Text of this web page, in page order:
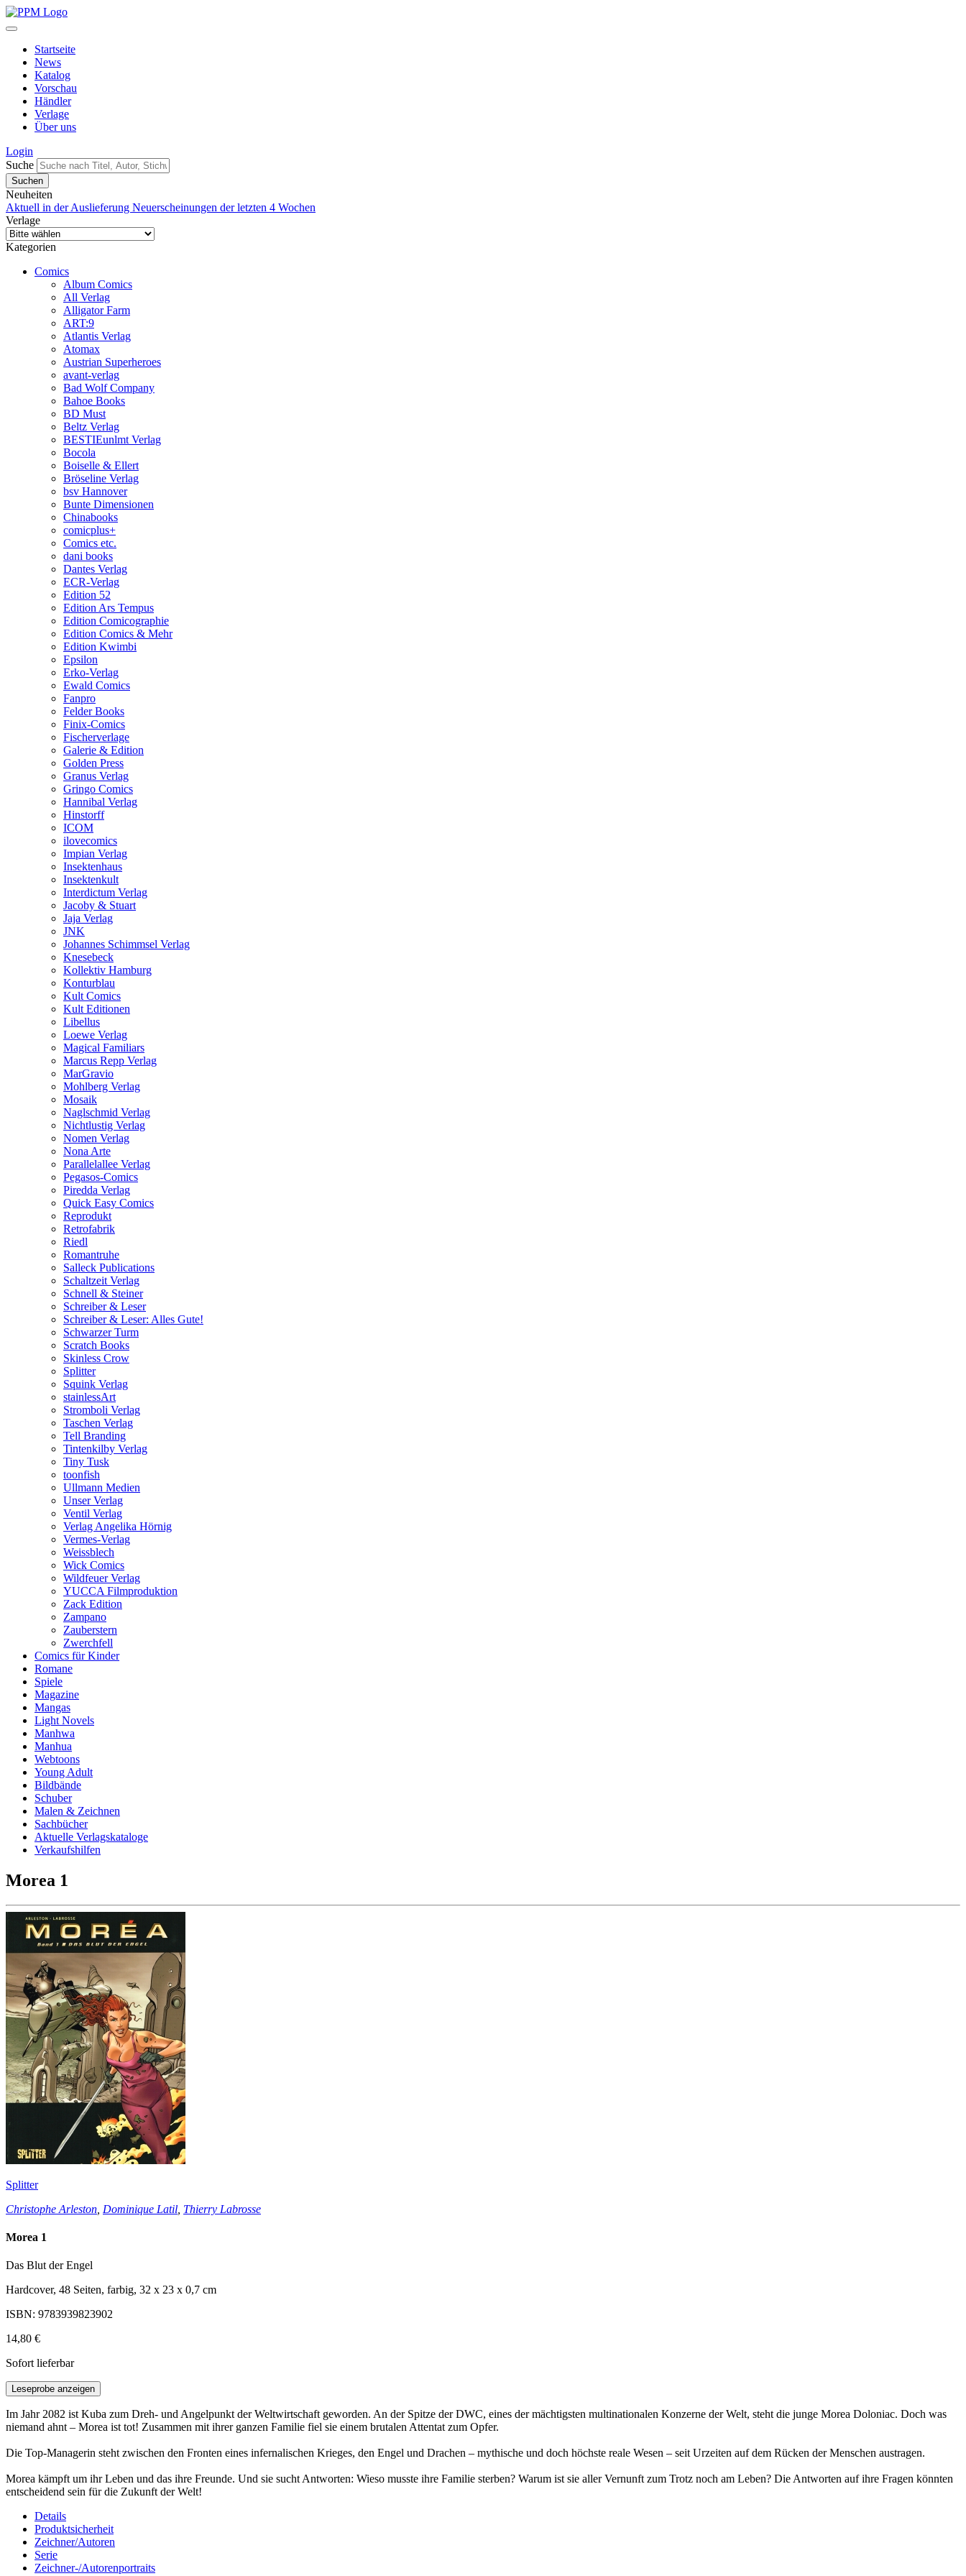
Startseite
News
Katalog
Vorschau
Händler
Verlage
Über uns
Login
Suche
Neuheiten
Aktuell in der Auslieferung Neuerscheinungen der letzten 4 Wochen
Verlage
Kategorien
Comics
Album Comics
All Verlag
Alligator Farm
ART:9
Atlantis Verlag
Atomax
Austrian Superheroes
avant-verlag
Bad Wolf Company
Bahoe Books
BD Must
Beltz Verlag
BESTIEunlmt Verlag
Bocola
Boiselle & Ellert
Bröseline Verlag
bsv Hannover
Bunte Dimensionen
Chinabooks
comicplus+
Comics etc.
dani books
Dantes Verlag
ECR-Verlag
Edition 52
Edition Ars Tempus
Edition Comicographie
Edition Comics & Mehr
Edition Kwimbi
Epsilon
Erko-Verlag
Ewald Comics
Fanpro
Felder Books
Finix-Comics
Fischerverlage
Galerie & Edition
Golden Press
Granus Verlag
Gringo Comics
Hannibal Verlag
Hinstorff
ICOM
ilovecomics
Impian Verlag
Insektenhaus
Insektenkult
Interdictum Verlag
Jacoby & Stuart
Jaja Verlag
JNK
Johannes Schimmsel Verlag
Knesebeck
Kollektiv Hamburg
Konturblau
Kult Comics
Kult Editionen
Libellus
Loewe Verlag
Magical Familiars
Marcus Repp Verlag
MarGravio
Mohlberg Verlag
Mosaik
Naglschmid Verlag
Nichtlustig Verlag
Nomen Verlag
Nona Arte
Parallelallee Verlag
Pegasos-Comics
Piredda Verlag
Quick Easy Comics
Reprodukt
Retrofabrik
Riedl
Romantruhe
Salleck Publications
Schaltzeit Verlag
Schnell & Steiner
Schreiber & Leser
Schreiber & Leser: Alles Gute!
Schwarzer Turm
Scratch Books
Skinless Crow
Splitter
Squink Verlag
stainlessArt
Stromboli Verlag
Taschen Verlag
Tell Branding
Tintenkilby Verlag
Tiny Tusk
toonfish
Ullmann Medien
Unser Verlag
Ventil Verlag
Verlag Angelika Hörnig
Vermes-Verlag
Weissblech
Wick Comics
Wildfeuer Verlag
YUCCA Filmproduktion
Zack Edition
Zampano
Zauberstern
Zwerchfell
Comics für Kinder
Romane
Spiele
Magazine
Mangas
Light Novels
Manhwa
Manhua
Webtoons
Young Adult
Bildbände
Schuber
Malen & Zeichnen
Sachbücher
Aktuelle Verlagskataloge
Verkaufshilfen
Morea 1
Splitter
Christophe Arleston Dominique Latil Thierry Labrosse
Morea 1
Das Blut der Engel
Hardcover, 48 Seiten, farbig, 32 x 23 x 0,7 cm
ISBN: 9783939823902
14,80 €
Sofort lieferbar
Leseprobe anzeigen
Im Jahr 2082 ist Kuba zum Dreh- und Angelpunkt der Weltwirtschaft geworden. An der Spitze der DWC, eines der mächtigsten multinationalen Konzerne der Welt, steht die junge Morea Doloniac. Doch was
niemand ahnt – Morea ist tot! Zusammen mit ihrer ganzen Familie fiel sie einem brutalen Attentat zum Opfer.
Die Top-Managerin steht zwischen den Fronten eines infernalischen Krieges, den Engel und Drachen – mythische und doch höchste reale Wesen – seit Urzeiten auf dem Rücken der Menschen austragen.
Morea kämpft um ihr Leben und das ihre Freunde. Und sie sucht Antworten: Wieso musste ihre Familie sterben? Warum ist sie aller Vernunft zum Trotz noch am Leben? Die Antworten auf ihre Fragen könnten
entscheidend sein für die Zukunft der Welt!
Details
Produktsicherheit
Zeichner/Autoren
Serie
Zeichner-/Autorenportraits